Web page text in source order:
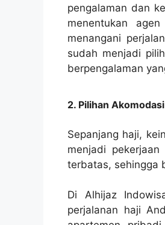
pengalaman dan
menentukan
menangani
sudah menjadi
berpengalaman
2. Pilihan
Sepanjang haji,
menjadi
terbatas, sehingga
Di Alhijaz
perjalanan haji